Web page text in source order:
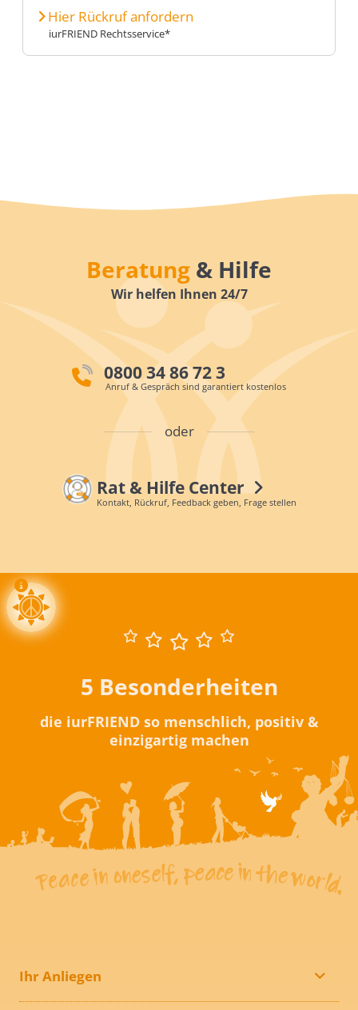
Hier Rückruf anfordern
iurFRIEND Rechtsservice*
Beratung & Hilfe
Wir helfen Ihnen 24/7
0800 34 86 72 3
Anruf & Gespräch sind garantiert kostenlos
oder
Rat & Hilfe Center
Kontakt, Rückruf, Feedback geben, Frage stellen
5 Besonderheiten
die iurFRIEND so menschlich, positiv &
einzigartig machen
Ihr Anliegen